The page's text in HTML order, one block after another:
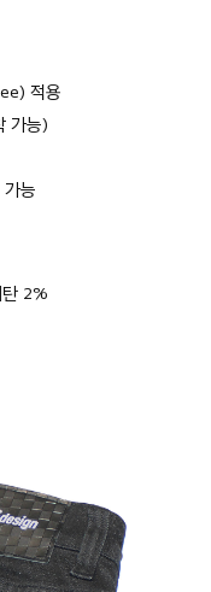
적용
가능)
능
2%